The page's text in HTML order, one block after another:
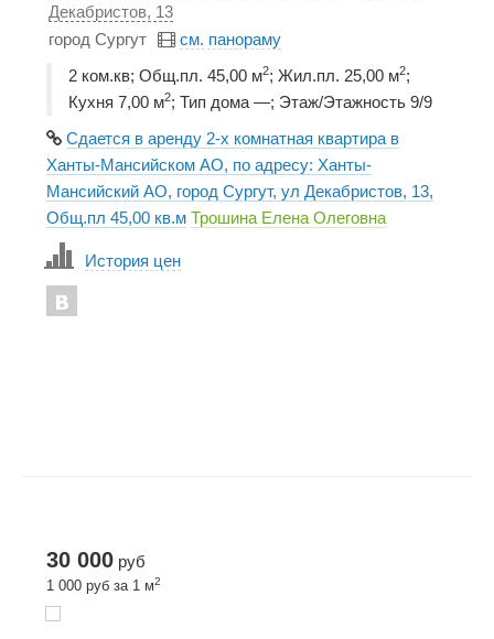
Декабристов, 13
город Сургут
см. панораму
2 ком.кв; Общ.пл. 45,00 м2; Жил.пл. 25,00 м2;
Кухня 7,00 м2; Тип дома —; Этаж/Этажность 9/9
Сдается в аренду 2-х комнатная квартира в
Ханты-Мансийском АО, по адресу: Ханты-
Мансийский АО, город Сургут, ул Декабристов, 13,
Общ.пл 45,00 кв.м Трошина Елена Олеговна
История цен
30 000 руб
1 000 руб за 1 м2